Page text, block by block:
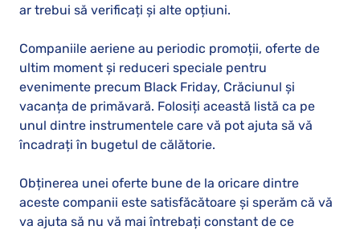
ar trebui să verificați și alte opțiuni.
Companiile aeriene au periodic promoții, oferte de
ultim moment și reduceri speciale pentru
evenimente precum Black Friday, Crăciunul și
vacanța de primăvară. Folosiți această listă ca pe
unul dintre instrumentele care vă pot ajuta să vă
încadrați în bugetul de călătorie.
Obținerea unei oferte bune de la oricare dintre
aceste companii este satisfăcătoare și sperăm că vă
va ajuta să nu vă mai întrebați constant de ce